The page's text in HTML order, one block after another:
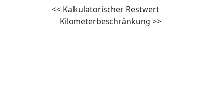
<< Kalkulatorischer Restwert
Kilometerbeschränkung >>